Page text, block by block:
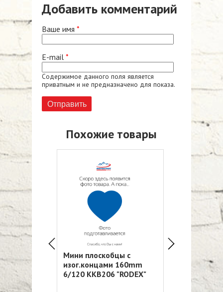
Добавить комментарий
Ваше имя *
E-mail *
Содержимое данного поля является
приватным и не предназначено для показа.
Похожие товары
6/60
Мини плоскобцы с
изог.концами 160mm
6/120 KKB206 "RODEX"
рукоятки)